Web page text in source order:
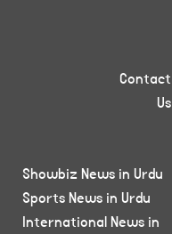
Contact
Us
Showbiz News in Urdu
Sports News in Urdu
International News in